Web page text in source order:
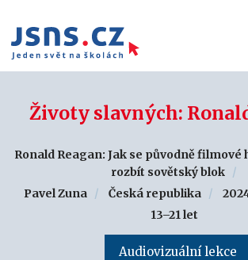
Životy slavných:
Ronald Reagan: Jak se původně filmové
rozbít sovětský blok
Pavel Zuna
Česká republika
13–21 let
Audiovizuální lekce